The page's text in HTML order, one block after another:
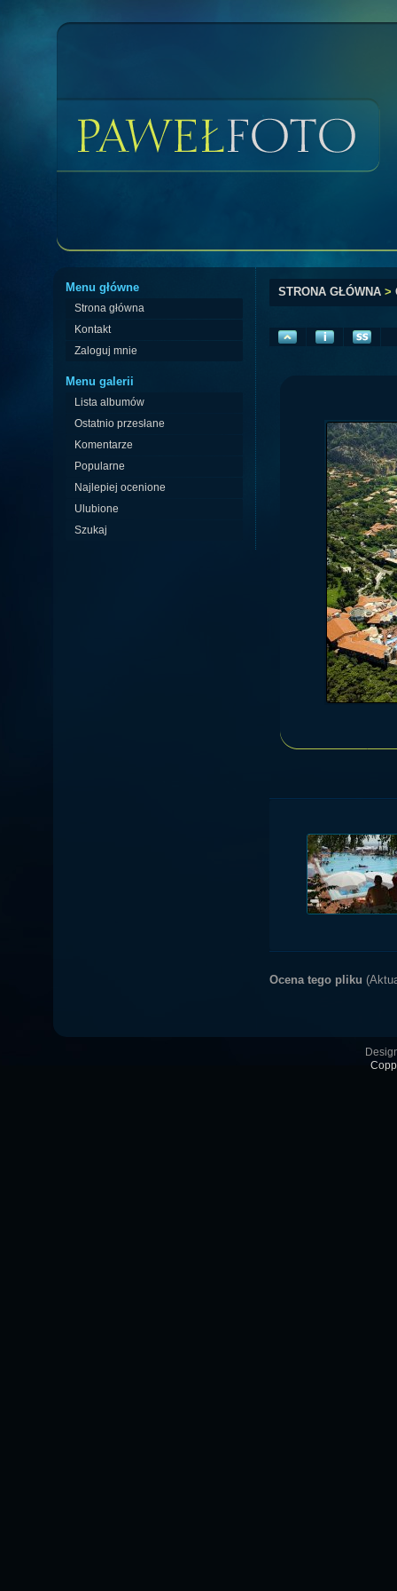
STRONA GŁÓWNA >
Ocena tego pliku
Menu główne
Strona główna
Kontakt
Zaloguj mnie
Menu galerii
Lista albumów
Ostatnio przesłane
Komentarze
Popularne
Najlepiej ocenione
Ulubione
Szukaj